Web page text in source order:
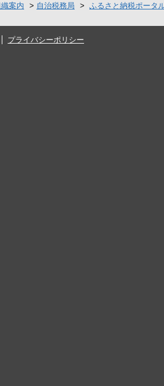
案内 > 自治税務局 > ふるさと納税ポータ
プライバシーポリシー